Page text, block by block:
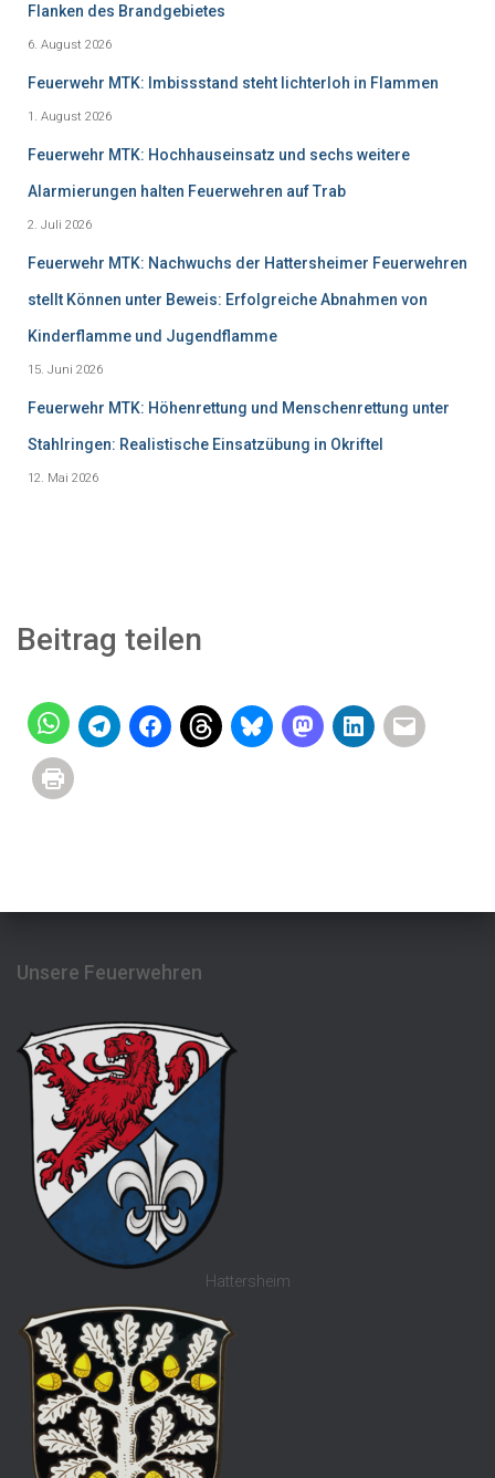
Flanken des Brandgebietes
6. August 2026
Feuerwehr MTK: Imbissstand steht lichterloh in Flammen
1. August 2026
Feuerwehr MTK: Hochhauseinsatz und sechs weitere
Alarmierungen halten Feuerwehren auf Trab
2. Juli 2026
Feuerwehr MTK: Nachwuchs der Hattersheimer Feuerwehren
stellt Können unter Beweis: Erfolgreiche Abnahmen von
Kinderflamme und Jugendflamme
15. Juni 2026
Feuerwehr MTK: Höhenrettung und Menschenrettung unter
Stahlringen: Realistische Einsatzübung in Okriftel
12. Mai 2026
Beitrag teilen
Unsere Feuerwehren
Hattersheim